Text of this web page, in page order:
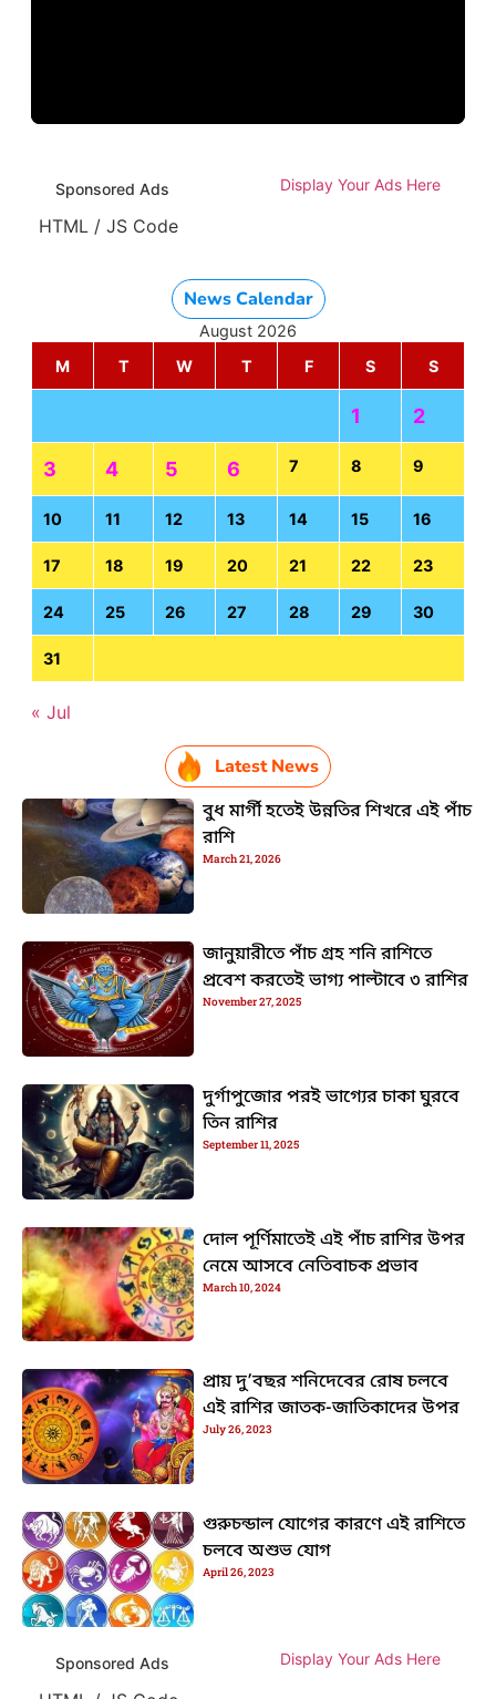
Sponsored Ads Display Your Ads Here
HTML / JS Code
News Calendar
August 2026
M
T W T F S S
1 2
3 4 5 6 7 8 9
10 11 12 13 14 15 16
17 18 19 20 21 22 23
24 25 26 27 28 29 30
31
« Jul
Latest News
বুধ মার্গী হতেই উন্নতির শিখরে এই পাঁচ
রাশি
March 21, 2026
জানুয়ারীতে পাঁচ গ্রহ শনি রাশিতে
প্রবেশ করতেই ভাগ্য পাল্টাবে ৩ রাশির
November 27, 2025
দুর্গাপুজোর পরই ভাগ্যের চাকা ঘুরবে
তিন রাশির
September 11, 2025
দোল পূর্ণিমাতেই এই পাঁচ রাশির উপর
নেমে আসবে নেতিবাচক প্রভাব
March 10, 2024
প্রায় দু’বছর শনিদেবের রোষ চলবে
এই রাশির জাতক-জাতিকাদের উপর
July 26, 2023
গুরুচন্ডাল যোগের কারণে এই রাশিতে
চলবে অশুভ যোগ
April 26, 2023
Sponsored Ads Display Your Ads Here